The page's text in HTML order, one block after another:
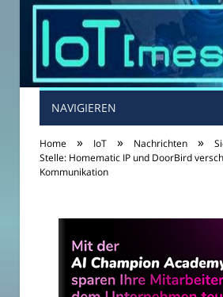
NAVIGIEREN
Home » IoT » Nachrichten »
Stelle: Homematic IP und DoorBird
Kommunikation